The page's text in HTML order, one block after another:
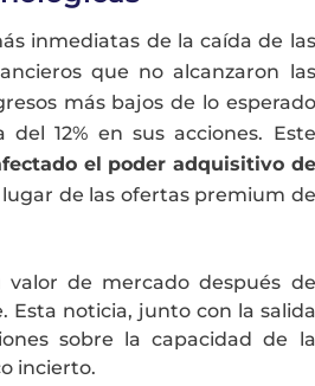
inmediatas de la caída de las
que no alcanzaron las
más bajos de lo esperado
12% en sus acciones. Este
el poder adquisitivo de
de las ofertas premium de
valor de mercado después de
Esta noticia, junto con la salida
sobre la capacidad de la
incierto.​